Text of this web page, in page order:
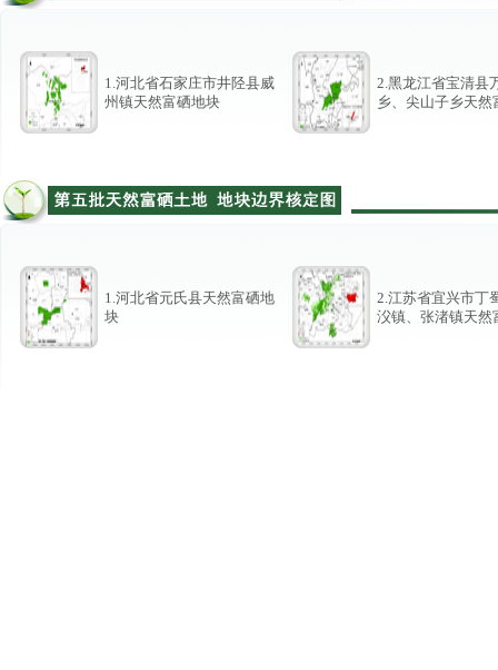
1.河北省石家庄市井陉县威
州镇天然富硒地块
2.黑龙江省宝清县
乡、尖山子乡天然
1.河北省元氏县天然富硒地
块
2.江苏省宜兴市丁
㳇镇、张渚镇天然